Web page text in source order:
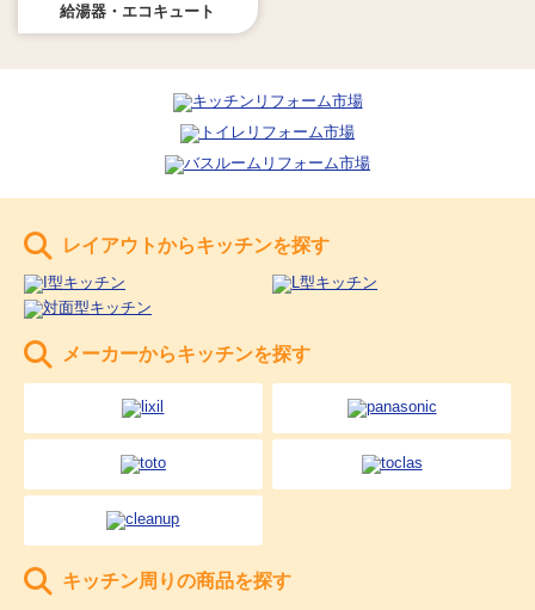
給湯器・エコキュート
レイアウトからキッチンを探す
メーカーからキッチンを探す
キッチン周りの商品を探す